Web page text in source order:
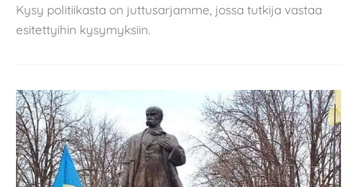
Kysy politiikasta on juttusarjamme, jossa tutkija vastaa
esitettyihin kysymyksiin.